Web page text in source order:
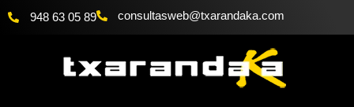
948 63 05 89 moc.akadnaraxt
@bewsatlusnoc